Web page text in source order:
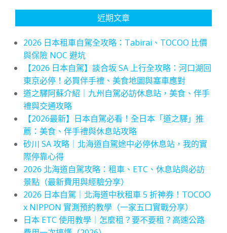
近期文章
2026 日本租車自駕全攻略：Tabirai、TOCOO 比價
與保險 NOC 避坑
【2026 日本自駕】談合坂 SA 上行全攻略：河口湖回
東京必停！必買伴手禮、美食地圖與塞車應對
道之驛阿蘇介紹｜九州自駕必訪休息站，美食、伴手
禮與交通攻略
【2026最新】日本自駕必看！全日本「道之驛」推
薦：美食、伴手禮與休息站攻略
砂川 SA 攻略｜北海道自駕途中必停休息站，我的實
際停靠心得
2026 北海道自駕攻略：租車、ETC、休息站與必訪
景點（最新費用與經驗分享）
2026 日本自駕｜北海道中秋租車 5 折神券！TOCOO
x NIPPON 實測預約教學（一家五口實戰分享）
日本 ETC 使用教學｜怎麼租？要不要租？高速公路